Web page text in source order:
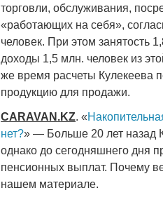
торговли, обслуживания,
«работающих на себя»,
человек. При этом занятость
доходы 1,5 млн. человек из
же время расчеты Кулекеева
продукцию для продажи.
CARAVAN .KZ. «
нет?» — Больше 20 лет назад
однако до сегодняшнего дня
пенсионных выплат. Почему
нашем материале.